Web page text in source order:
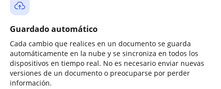
Guardado automático
Cada cambio que realices en un documento se guarda
automáticamente en la nube y se sincroniza en todos los
dispositivos en tiempo real. No es necesario enviar nuevas
versiones de un documento o preocuparse por perder
información.